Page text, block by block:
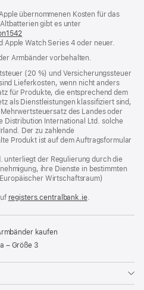
übernommenen Kosten für das
gibt es unter
ein
neues
Fenster)
Apple Watch Series 4 oder neuer.
Armbänder vorbehalten.
(20 %) und Versicherungssteuer
Lieferkosten, wenn nicht anders
für Produkte, die entsprechend dem
als Dienstleistungen klassifiziert sind,
des Landes oder
Distribution International Ltd. solche
Der zu zahlende
Produkt ist auf dem Auftragsformular
unterliegt der Regulierung durch die
ihre Dienste in bestimmten
Wirtschaftsraum)
registers.centralbank.ie(Öffnet
neues
.
kaufen
– Größe 3